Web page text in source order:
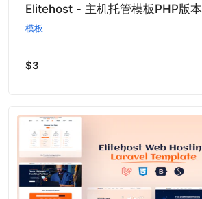
Elitehost - 主机托管模板PHP版本
模板
$3